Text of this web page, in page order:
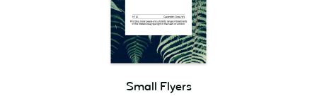
Small Flyers